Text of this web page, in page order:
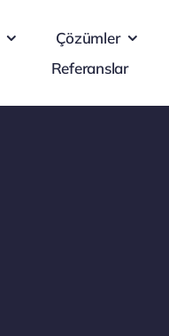
Çözümler
Referanslar